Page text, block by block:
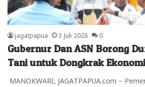
jagatpapua 3 Juli 2026 0
Gubernur Dan ASN Borong
Tani untuk Dongkrak
MANOKWARI, JAGATPAPUA.com –